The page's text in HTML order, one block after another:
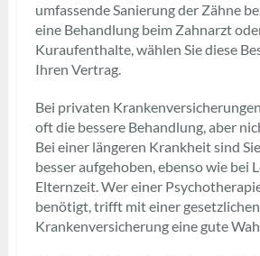
umfassende Sanierung der Zähne
eine Behandlung beim Zahnarzt
Kuraufenthalte, wählen Sie diese
Ihren Vertrag.
Bei privaten
oft die bessere Behandlung, aber
Bei einer längeren Krankheit sind
besser aufgehoben, ebenso wie bei
Elternzeit. Wer einer
benötigt, trifft mit einer gesetzlichen
Krankenversicherung eine gute